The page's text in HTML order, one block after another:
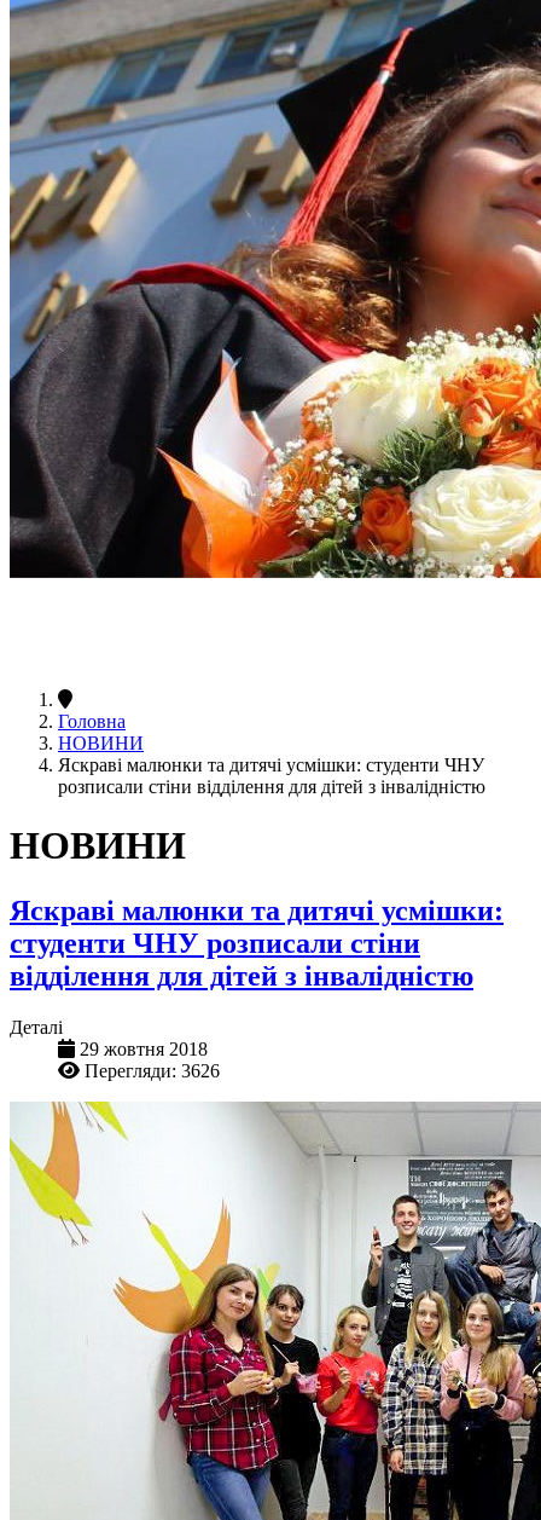
Головна
НОВИНИ
Яскраві малюнки та дитячі усмішки: студенти ЧНУ
розписали стіни відділення для дітей з інвалідністю
НОВИНИ
Яскраві малюнки та дитячі усмішки:
студенти ЧНУ розписали стіни
відділення для дітей з інвалідністю
Деталі
29 жовтня 2018
Перегляди: 3626